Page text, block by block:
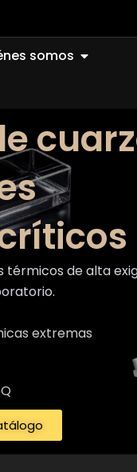
somos Abierto
térmicos de alta
extremas